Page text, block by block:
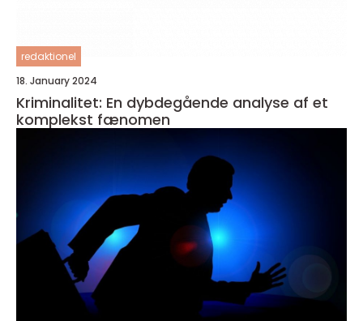
redaktionel
18. January 2024
Kriminalitet: En dybdegående analyse af et
komplekst fænomen